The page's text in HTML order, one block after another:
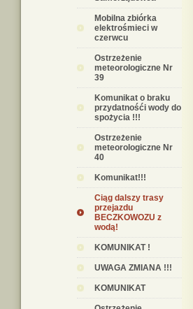
Mobilna zbiórka
elektrośmieci w
czerwcu
Ostrzeżenie
meteorologiczne Nr
39
Komunikat o braku
przydatnośći wody do
spożycia !!!
Ostrzeżenie
meteorologiczne Nr
40
Komunikat!!!
Ciąg dalszy trasy
przejazdu
BECZKOWOZU z
wodą!
KOMUNIKAT !
UWAGA ZMIANA !!!
KOMUNIKAT